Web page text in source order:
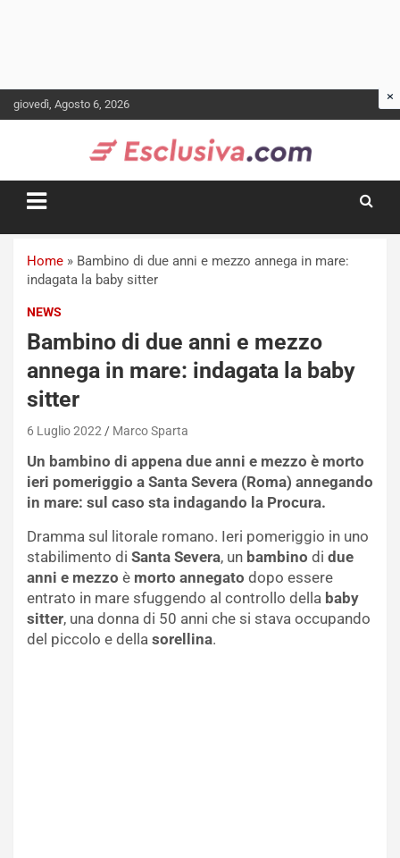
Skip
to
giovedì, Agosto 6, 2026
Home » Bambino di due anni e mezzo annega in mare:
indagata la baby sitter
NEWS
Bambino di due anni e mezzo
annega in mare: indagata la baby
sitter
6 Luglio 2022 Marco Sparta
Un bambino di appena due anni e mezzo è morto
ieri pomeriggio a Santa Severa (Roma) annegando
in mare: sul caso sta indagando la Procura.
Dramma sul litorale romano. Ieri pomeriggio in uno
stabilimento di Santa Severa, un bambino di due
anni e mezzo è morto annegato dopo essere
entrato in mare sfuggendo al controllo della baby
sitter, una donna di 50 anni che si stava occupando
del piccolo e della sorellina.